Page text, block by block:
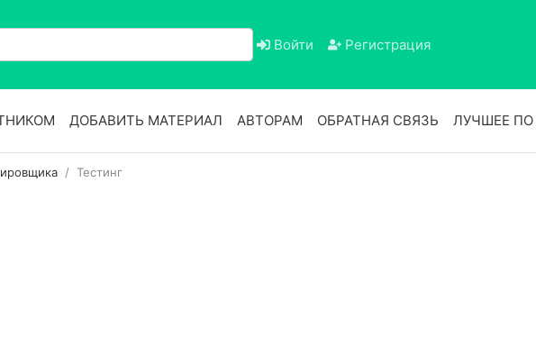
Войти Регистрация
ДОБАВИТЬ МАТЕРИАЛ АВТОРАМ ОБРАТНАЯ СВЯЗЬ ЛУЧШЕЕ
Тестинг